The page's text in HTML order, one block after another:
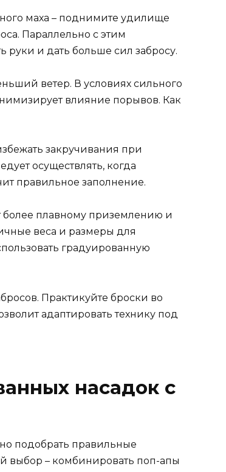
маха – поднимите удилище
Параллельно с этим
руки и дать больше сил забросу.
ветер. В условиях сильного
влияние порывов. Как
закручивания при
осуществлять, когда
правильное заполнение.
более плавному приземлению и
веса и размеры для
градуированную
Практикуйте броски во
адаптировать технику под
насадок с
подобрать правильные
выбор – комбинировать поп-апы